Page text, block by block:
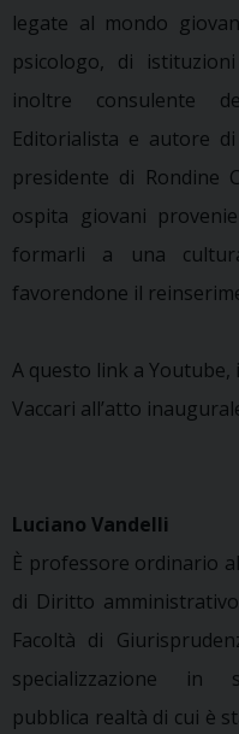
legate al mondo
psicologo, di
inoltre consulente
Editorialista e autore
presidente di Rondine
ospita giovani
formarli a una
favorendone il
A questo link a Youtube,
Vaccari all’atto
Luciano Vandelli
È professore ordinario
di Diritto
Facoltà di
specializzazione in
pubblica realtà di cui è